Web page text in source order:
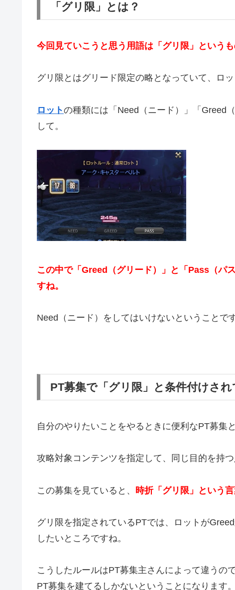
「グリ限」とは？
今回見ていこうと思う用語は「グリ限」というも
グリ限とはグリード限定の略となっていて、ロ
ロットの種類には「Need（ニード）」「Greed
して。
この中で「Greed（グリード）」と「Pass（パ
すね。
Need（ニード）をしてはいけないということです
PT募集で「グリ限」と条件付けさ
自分のやりたいことをやるときに便利なPT募集
攻略対象コンテンツを指定して、同じ目的を持
この募集を見ていると、 時折「グリ限」という
グリ限を指定されているPTでは、ロットが
したいところですね。
こうしたルールはPT募集主さんによって違うの
PT募集を建てるしかないということになります。